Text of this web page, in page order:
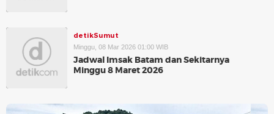
detikSumut
Minggu, 08 Mar 2026 01:00 WIB
Jadwal Imsak Batam dan Sekitarnya
Minggu 8 Maret 2026